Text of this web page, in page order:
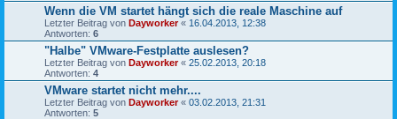
Wenn die VM startet hängt sich die reale Maschine auf
Letzter Beitrag von Dayworker« 16.04.2013, 12:38
Antworten: 6
"Halbe" VMware-Festplatte auslesen?
Letzter Beitrag von Dayworker« 25.02.2013, 20:18
Antworten: 4
VMware startet nicht mehr....
Letzter Beitrag von Dayworker« 03.02.2013, 21:31
Antworten: 5